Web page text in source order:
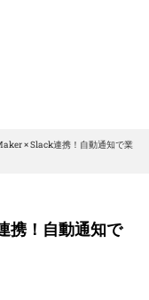
× Slack連携！自動通知で業
携！自動通知で